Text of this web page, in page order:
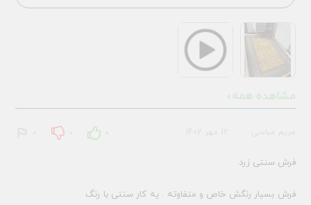
مشاهده همه
فرش سنتی زرد
فرش بسیار رنگش خاص و متفاوته . یه کار سنتی با رنگ